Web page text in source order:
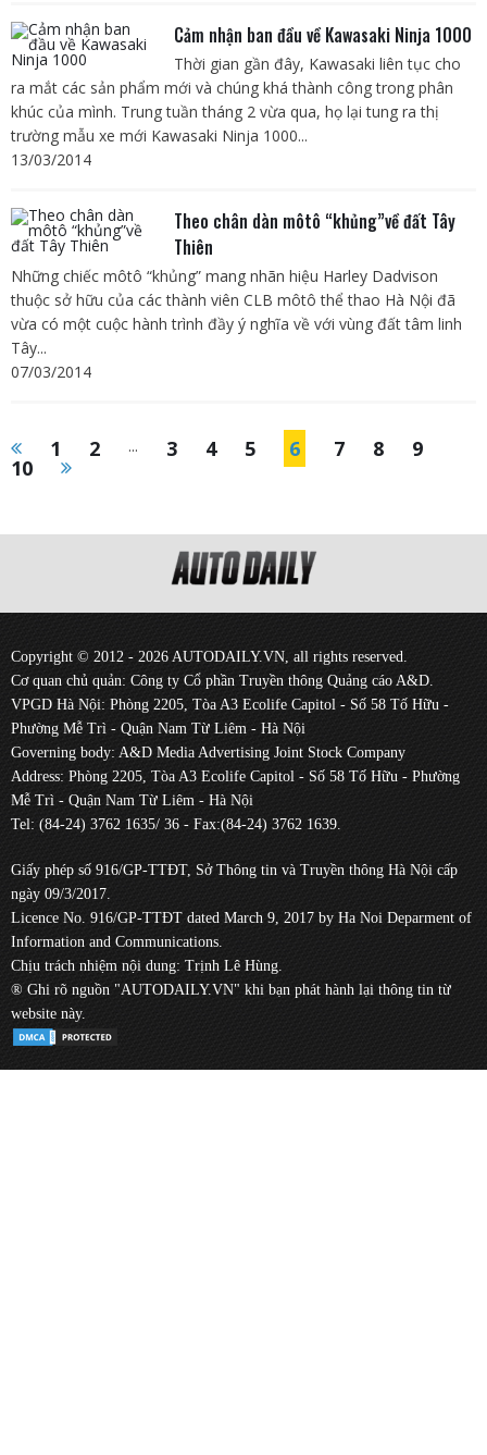
Cảm nhận ban đầu về Kawasaki Ninja 1000
Thời gian gần đây, Kawasaki liên tục cho
ra mắt các sản phẩm mới và chúng khá thành công trong phân
khúc của mình. Trung tuần tháng 2 vừa qua, họ lại tung ra thị
trường mẫu xe mới Kawasaki Ninja 1000...
13/03/2014
Theo chân dàn môtô “khủng”về đất Tây
Thiên
Những chiếc môtô “khủng” mang nhãn hiệu Harley Dadvison
thuộc sở hữu của các thành viên CLB môtô thể thao Hà Nội đã
vừa có một cuộc hành trình đầy ý nghĩa về với vùng đất tâm linh
Tây...
07/03/2014
1 2 ... 3 4 5 6 7 8 9
10
Copyright © 2012 - 2026 AUTODAILY.VN, all rights reserved.
Cơ quan chủ quản: Công ty Cổ phần Truyền thông Quảng cáo A&D.
VPGD Hà Nội: Phòng 2205, Tòa A3 Ecolife Capitol - Số 58 Tố Hữu -
Phường Mễ Trì - Quận Nam Từ Liêm - Hà Nội
Governing body: A&D Media Advertising Joint Stock Company
Address: Phòng 2205, Tòa A3 Ecolife Capitol - Số 58 Tố Hữu - Phường
Mễ Trì - Quận Nam Từ Liêm - Hà Nội
Tel: (84-24) 3762 1635/ 36 - Fax:(84-24) 3762 1639.
Giấy phép số 916/GP-TTĐT, Sở Thông tin và Truyền thông Hà Nội cấp
ngày 09/3/2017.
Licence No. 916/GP-TTĐT dated March 9, 2017 by Ha Noi Deparment of
Information and Communications.
Chịu trách nhiệm nội dung: Trịnh Lê Hùng.
® Ghi rõ nguồn "AUTODAILY.VN" khi bạn phát hành lại thông tin từ
website này.